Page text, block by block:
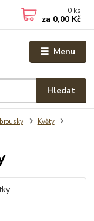
Menu
Hledat
0 ks
za 0,00 Kč
Květy